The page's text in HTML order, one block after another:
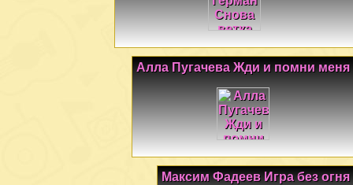
Алла Пугачева Жди и помни меня
Максим Фадеев Игра без огня